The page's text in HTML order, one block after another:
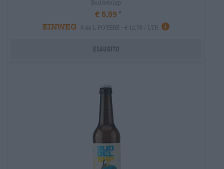
Buddelship
€ 5,59
EINWEG
0,44 L POTERE - € 12,70 / LTR
Esaurito